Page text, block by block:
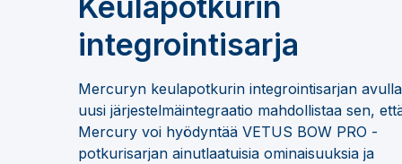
integrointisarja
Mercuryn keulapotkurin integrointisarjan avulla
uusi järjestelmäintegraatio mahdollistaa sen,
Mercury voi hyödyntää VETUS BOW PRO -
potkurisarjan ainutlaatuisia ominaisuuksia ja